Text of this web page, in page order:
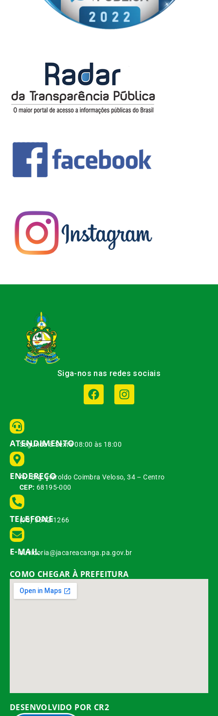
Siga-nos nas redes sociais
ATENDIMENTO
Segunda à Sexta 08:00 às 18:00
ENDEREÇO
Av. Brg. Haroldo Coimbra Veloso, 34 – Centro
CEP: 68195-000
TELEFONE
(93) 3542-1266
E-MAIL
ouvidoria@jacareacanga.pa.gov.br
COMO CHEGAR À PREFEITURA
DESENVOLVIDO POR CR2